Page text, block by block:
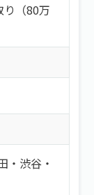
り（80万
・渋谷・